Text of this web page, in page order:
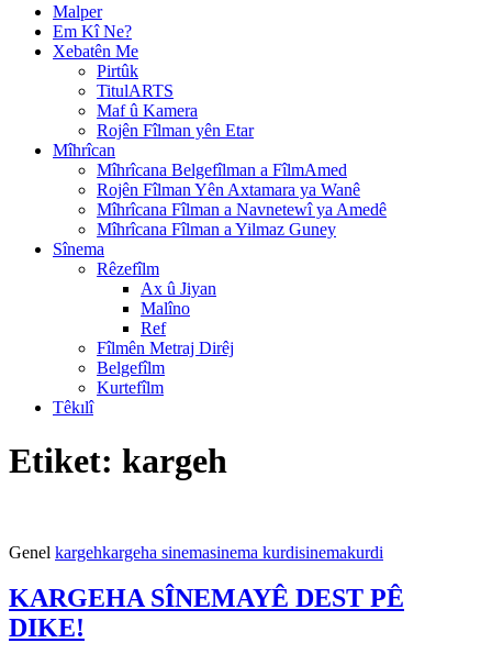
Malper
Em Kî Ne?
Xebatên Me
Pirtûk
TitulARTS
Maf û Kamera
Rojên Fîlman yên Etar
Mîhrîcan
Mîhrîcana Belgefîlman a FîlmAmed
Rojên Fîlman Yên Axtamara ya Wanê
Mîhrîcana Fîlman a Navnetewî ya Amedê
Mîhrîcana Fîlman a Yilmaz Guney
Sînema
Rêzefîlm
Ax û Jiyan
Malîno
Ref
Fîlmên Metraj Dirêj
Belgefîlm
Kurtefîlm
Têkılî
Etiket: kargeh
Genel kargehkargeha sinemasinema kurdisinemakurdi
KARGEHA SÎNEMAYÊ DEST PÊ
DIKE!